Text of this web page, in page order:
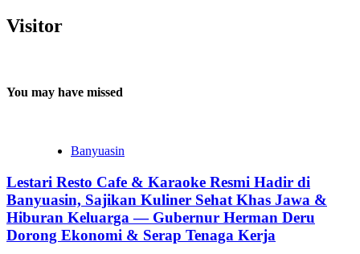
Visitor
You may have missed
Banyuasin
Lestari Resto Cafe & Karaoke Resmi Hadir di
Banyuasin, Sajikan Kuliner Sehat Khas Jawa &
Hiburan Keluarga — Gubernur Herman Deru
Dorong Ekonomi & Serap Tenaga Kerja